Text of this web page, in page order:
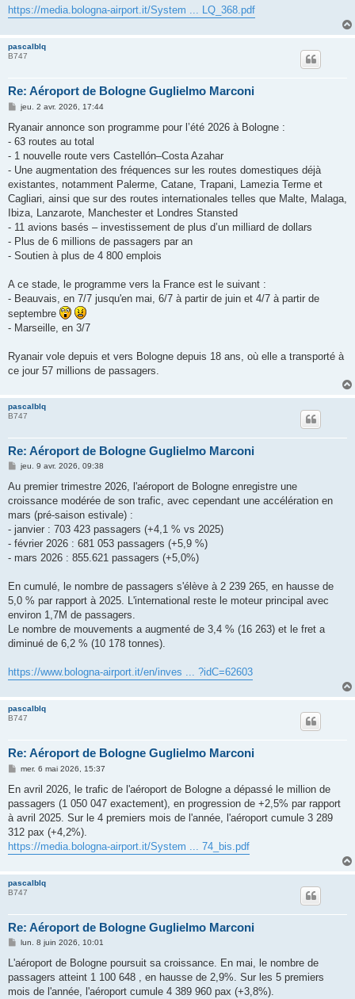
https://media.bologna-airport.it/System ... LQ_368.pdf
pascalblq
B747
Re: Aéroport de Bologne Guglielmo Marconi
M
s
s
a
g
jeu. 2 avr. 2026, 17:44
Ryanair annonce son programme pour l’été 2026 à Bologne :
- 63 routes au total
- 1 nouvelle route vers Castellón–Costa Azahar
- Une augmentation des fréquences sur les routes domestiques déjà
existantes, notamment Palerme, Catane, Trapani, Lamezia Terme et
Cagliari, ainsi que sur des routes internationales telles que Malte, Malaga,
Ibiza, Lanzarote, Manchester et Londres Stansted
- 11 avions basés – investissement de plus d’un milliard de dollars
- Plus de 6 millions de passagers par an
- Soutien à plus de 4 800 emplois
A ce stade, le programme vers la France est le suivant :
- Beauvais, en 7/7 jusqu'en mai, 6/7 à partir de juin et 4/7 à partir de
septembre
- Marseille, en 3/7
Ryanair vole depuis et vers Bologne depuis 18 ans, où elle a transporté à
ce jour 57 millions de passagers.
pascalblq
B747
Re: Aéroport de Bologne Guglielmo Marconi
M
s
a
g
jeu. 9 avr. 2026, 09:38
Au premier trimestre 2026, l'aéroport de Bologne enregistre une
croissance modérée de son trafic, avec cependant une accélération en
mars (pré-saison estivale) :
- janvier : 703 423 passagers (+4,1 % vs 2025)
- février 2026 : 681 053 passagers (+5,9 %)
- mars 2026 : 855.621 passagers (+5,0%)
En cumulé, le nombre de passagers s'élève à 2 239 265, en hausse de
5,0 % par rapport à 2025. L'international reste le moteur principal avec
environ 1,7M de passagers.
Le nombre de mouvements a augmenté de 3,4 % (16 263) et le fret a
diminué de 6,2 % (10 178 tonnes).
https://www.bologna-airport.it/en/inves ... ?idC=62603
pascalblq
B747
Re: Aéroport de Bologne Guglielmo Marconi
M
s
a
g
mer. 6 mai 2026, 15:37
En avril 2026, le trafic de l'aéroport de Bologne a dépassé le million de
passagers (1 050 047 exactement), en progression de +2,5% par rapport
à avril 2025. Sur le 4 premiers mois de l'année, l'aéroport cumule 3 289
312 pax (+4,2%).
https://media.bologna-airport.it/System ... 74_bis.pdf
pascalblq
B747
Re: Aéroport de Bologne Guglielmo Marconi
M
s
a
g
lun. 8 juin 2026, 10:01
L'aéroport de Bologne poursuit sa croissance. En mai, le nombre de
passagers atteint 1 100 648 , en hausse de 2,9%. Sur les 5 premiers
mois de l'année, l'aéroport cumule 4 389 960 pax (+3,8%).